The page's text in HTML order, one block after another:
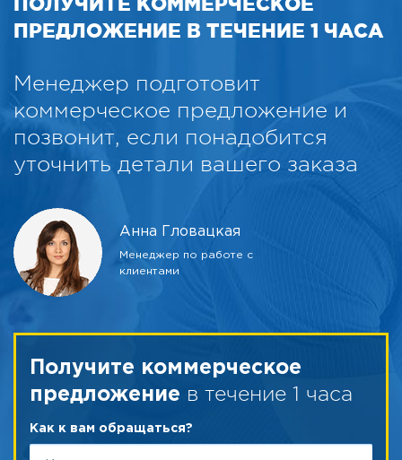
ПРЕДЛОЖЕНИЕ В ТЕЧЕНИЕ 1 ЧАСА
Менеджер подготовит
коммерческое предложение и
позвонит, если понадобится
уточнить детали вашего заказа
Анна Гловацкая
Менеджер по работе с
клиентами
Получите коммерческое
предложение в течение 1 часа
Как к вам обращаться?